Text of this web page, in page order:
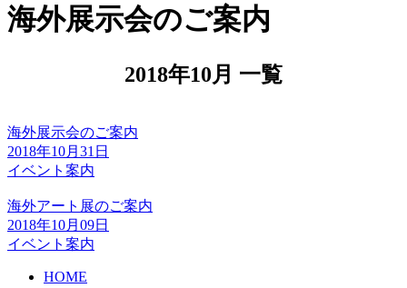
海外展示会のご案内
2018年10月 一覧
海外展示会のご案内
2018年10月31日
イベント案内
海外アート展のご案内
2018年10月09日
イベント案内
HOME